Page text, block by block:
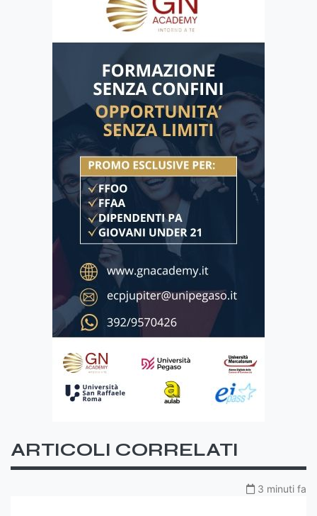
ARTICOLI CORRELATI
3 minuti fa